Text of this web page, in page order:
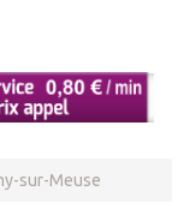
sur-Meuse